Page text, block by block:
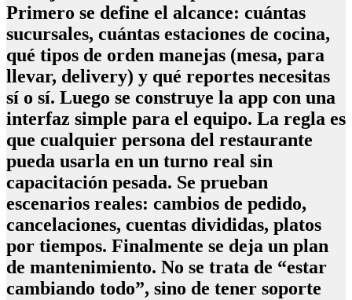
Primero se define el alcance: cuántas
sucursales, cuántas estaciones de cocina,
qué tipos de orden manejas (mesa, para
llevar, delivery) y qué reportes necesitas
sí o sí. Luego se construye la app con una
interfaz simple para el equipo. La regla es
que cualquier persona del restaurante
pueda usarla en un turno real sin
capacitación pesada. Se prueban
escenarios reales: cambios de pedido,
cancelaciones, cuentas divididas, platos
por tiempos. Finalmente se deja un plan
de mantenimiento. No se trata de “estar
cambiando todo”, sino de tener soporte